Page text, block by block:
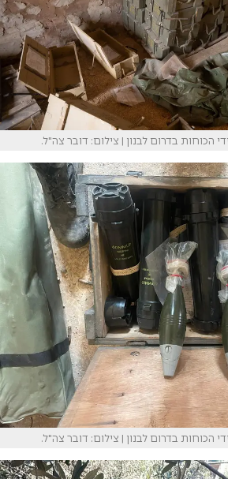
הכוחות בדרום לבנון | צילום: דובר צה"ל.
הכוחות בדרום לבנון | צילום: דובר צה"ל.